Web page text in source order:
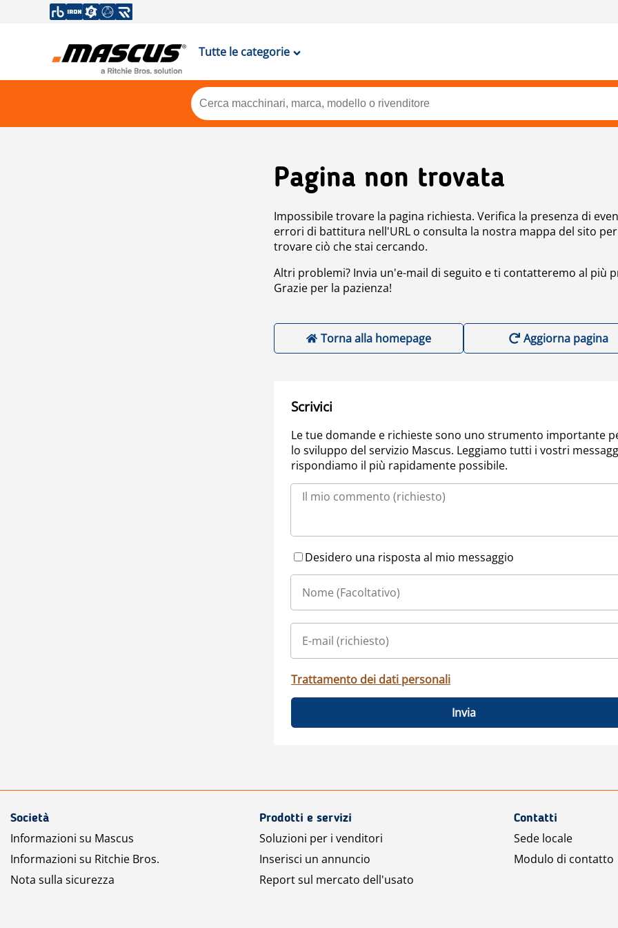
Tutte le categorie
Pagina non trovata
Impossibile trovare la pagina richiesta. Verifica la presenza di
errori di battitura nell'URL o consulta la nostra mappa del sito per
trovare ciò che stai cercando.
Altri problemi? Invia un'e-mail di seguito e ti contatteremo al più
Grazie per la pazienza!
Torna alla homepage Aggiorna pagina
Scrivici
Le tue domande e richieste sono uno strumento importante
lo sviluppo del servizio Mascus. Leggiamo tutti i vostri
rispondiamo il più rapidamente possibile.
Desidero una risposta al mio messaggio
Trattamento dei dati personali
Invia
Società
Informazioni su Mascus
Informazioni su Ritchie Bros.
Nota sulla sicurezza
Prodotti e servizi
Soluzioni per i venditori
Inserisci un annuncio
Report sul mercato dell'usato
Contatti
Sede locale
Modulo di contatto